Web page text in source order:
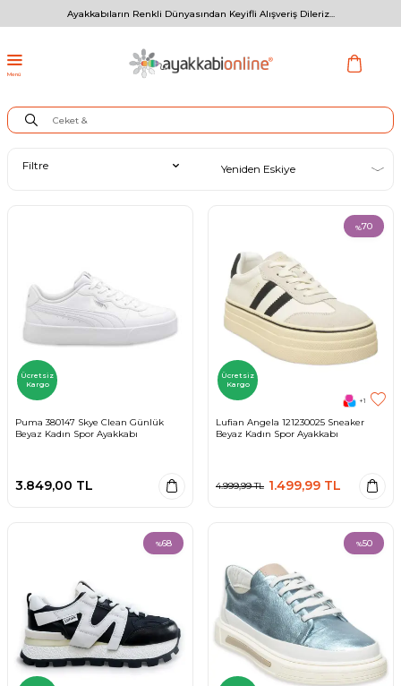
Ayakkabıların Renkli Dünyasından Keyifli Alışveriş Dileriz...
Menü
Filtre
Ücretsiz
Kargo
Puma 380147 Skye Clean Günlük
Beyaz Kadın Spor Ayakkabı
3.849,00 TL
%70
Ücretsiz
Kargo
+1
Lufian Angela 121230025 Sneaker
Beyaz Kadın Spor Ayakkabı
4.999,99TL 1.499,99 TL
%68 %50